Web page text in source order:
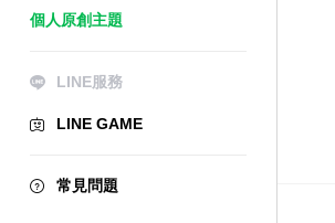
個人原創主題
LINE服務
LINE GAME
常見問題